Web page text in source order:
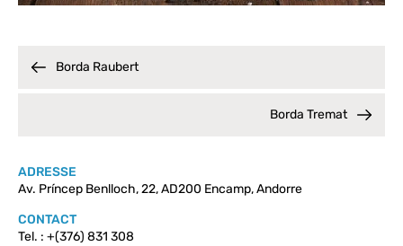
ADRESSE
Av. Príncep Benlloch, 22, AD200 Encamp, Andorre
CONTACT
Tel. : +(376) 831 308
Borda Raubert
Borda Tremat